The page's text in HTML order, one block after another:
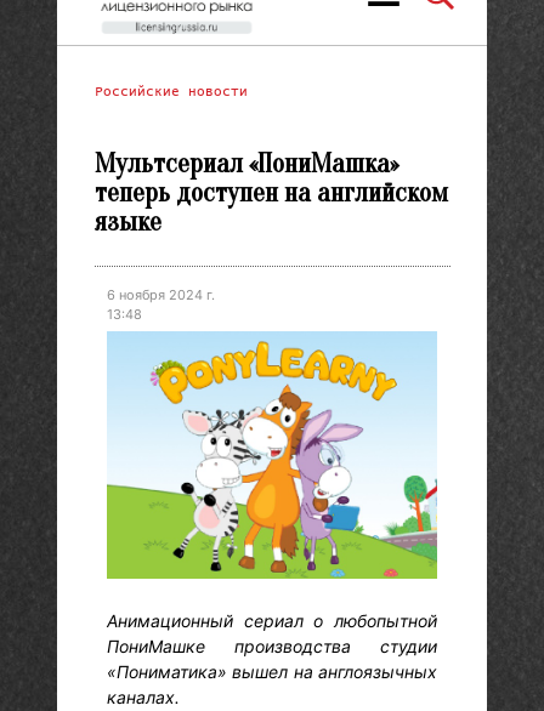
Российские новости
Мультсериал «ПониМашка»
теперь доступен на английском
языке
6 ноября 2024 г.
13:48
Анимационный сериал о любопытной
ПониМашке производства студии
«Пониматика» вышел на англоязычных
каналах.